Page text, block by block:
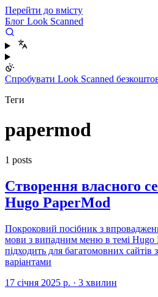
Перейти до вмісту
Блог Look Scanned
Спробувати Look Scanned
Теги
papermod
1 posts
Створення власного
Hugo PaperMod
Покроковий посібник з
мови з випадним меню в темі Hugo
підходить для багатомовних
варіантами
17 січня 2025 р. · 3 хвилин